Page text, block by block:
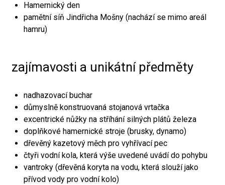
Hamernický den
pamětní síň Jindřicha Mošny (nachází se mimo areál
hamru)
zajímavosti a unikátní předměty
nadhazovací buchar
důmyslně konstruovaná stojanová vrtačka
excentrické nůžky na stříhání silných plátů železa
doplňkové hamernické stroje (brusky, dynamo)
dřevěný kazetový měch pro vyhřívací pec
čtyři vodní kola, která výše uvedené uvádí do pohybu
vantroky (dřevěná koryta na vodu, která slouží jako
přívod vody pro vodní kolo)